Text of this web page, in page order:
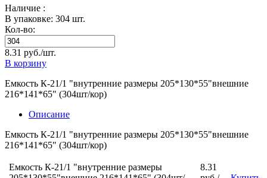
Наличие :
В упаковке: 304 шт.
Кол-во:
8.31 руб./шт.
В корзину
Емкость К-21/1 "внутренние размеры 205*130*55"внешние
216*141*65" (304шт/кор)
Описание
Емкость К-21/1 "внутренние размеры 205*130*55"внешние
216*141*65" (304шт/кор)
Емкость К-21/1 "внутренние размеры
8.31